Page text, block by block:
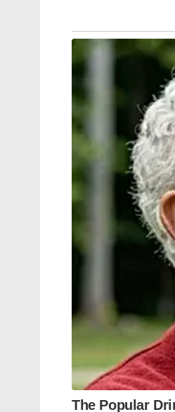
ഡൽഹിയിലെ
കണ്ടെത്തൽ. ആം
സാമ്പത്തിക
സിസോദിയ,
നീറ്റ്-യുജി
2024-ലെ നീറ്റ്
എന്നിവിടങ്ങളിൽ
വേളയിലും
ലക്ഷങ്ങൾക്ക്
അൽ-ഫലാഹ്
ഹരിയാനയിലെ
ക്രമക്കേട്
ഉണ്ടെന്ന് കാണിച്ച്
ആരോപിക്കുന്നു. ഈ
സ്കോളർഷിപ്പ്,
എസ്‌സി/എസ്ടി/